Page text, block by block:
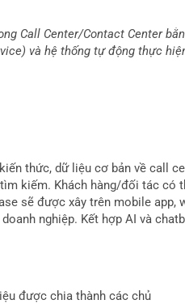
Call Center/Contact Center
và hệ thống tự động thực
thức, dữ liệu cơ bản về call
kiếm. Khách hàng/đối tác có
sẽ được xây trên mobile app,
nghiệp. Kết hợp AI và
được chia thành các chủ